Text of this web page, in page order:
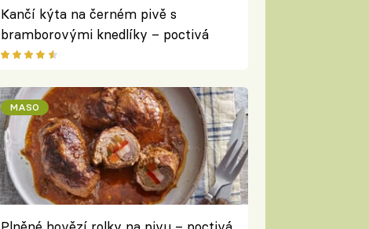
Kančí kýta na černém pivě s
bramborovými knedlíky – poctivá
zimní zvěřina
MASO